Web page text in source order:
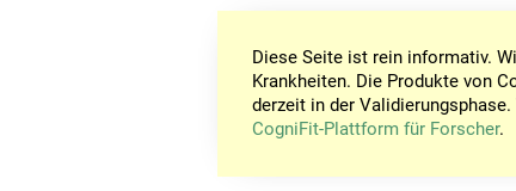
Diese Seite ist rein informativ.
Krankheiten. Die Produkte von
derzeit in der
CogniFit-Plattform für Forscher.